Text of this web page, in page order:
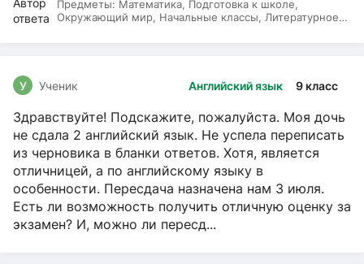
Предметы: Математика, Подготовка к школе,
Окружающий мир, Начальные классы, Литературное
Английский язык 9 класс
У Ученик
Здравствуйте! Подскажите, пожалуйста. Моя дочь
не сдала 2 английский язык. Не успела переписать
из черновика в бланки ответов. Хотя, является
отличницей, а по английскому языку в
особенности. Пересдача назначена нам 3 июля.
Есть ли возможность получить отличную оценку за
экзамен? И, можно ли пересд...